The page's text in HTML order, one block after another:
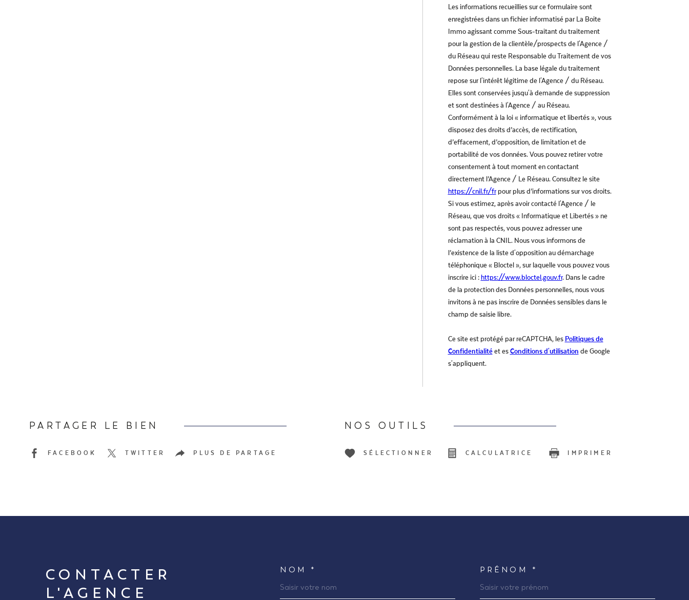
Les informations recueillies sur ce formulaire sont
enregistrées dans un fichier informatisé par La Boite
Immo agissant comme Sous-traitant du traitement
pour la gestion de la clientèle/prospects de l'Agence /
du Réseau qui reste Responsable du Traitement de vos
Données personnelles. La base légale du traitement
repose sur l'intérêt légitime de l'Agence / du Réseau.
Elles sont conservées jusqu'à demande de suppression
et sont destinées à l'Agence / au Réseau.
Conformément à la loi « informatique et libertés », vous
disposez des droits d’accès, de rectification,
d’effacement, d’opposition, de limitation et de
portabilité de vos données. Vous pouvez retirer votre
consentement à tout moment en contactant
directement l’Agence / Le Réseau. Consultez le site
https://cnil.fr/frpour plus d’informations sur vos droits.
Si vous estimez, après avoir contacté l'Agence / le
Réseau, que vos droits « Informatique et Libertés » ne
sont pas respectés, vous pouvez adresser une
réclamation à la CNIL. Nous vous informons de
l’existence de la liste d'opposition au démarchage
téléphonique « Bloctel », sur laquelle vous pouvez vous
inscrire ici : https://www.bloctel.gouv.fr. Dans le cadre
de la protection des Données personnelles, nous vous
invitons à ne pas inscrire de Données sensibles dans le
champ de saisie libre.
Ce site est protégé par reCAPTCHA, les Politiques de
Confidentialitéet esConditions d'utilisation de Google
s'appliquent.
PARTAGER LE BIEN
FACEBOOK TWITTER PLUS DE PARTAGE
NOS OUTILS
SÉLECTIONNER CALCULATRICE IMPRIMER
CONTACTER
L'AGENCE
TRAD_MELTEM_VOSCOORDONNEES
NOM * PRÉNOM *